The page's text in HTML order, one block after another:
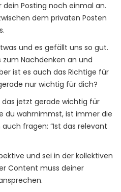
Posting noch einmal an.
dem privaten Posten
und es gefällt uns so gut.
Nachdenken an und
ist es auch das Richtige für
nur wichtig für dich?
das jetzt gerade wichtig für
du wahrnimmst, ist immer die
fragen: “Ist das relevant
und sei in der kollektiven
Content muss deiner